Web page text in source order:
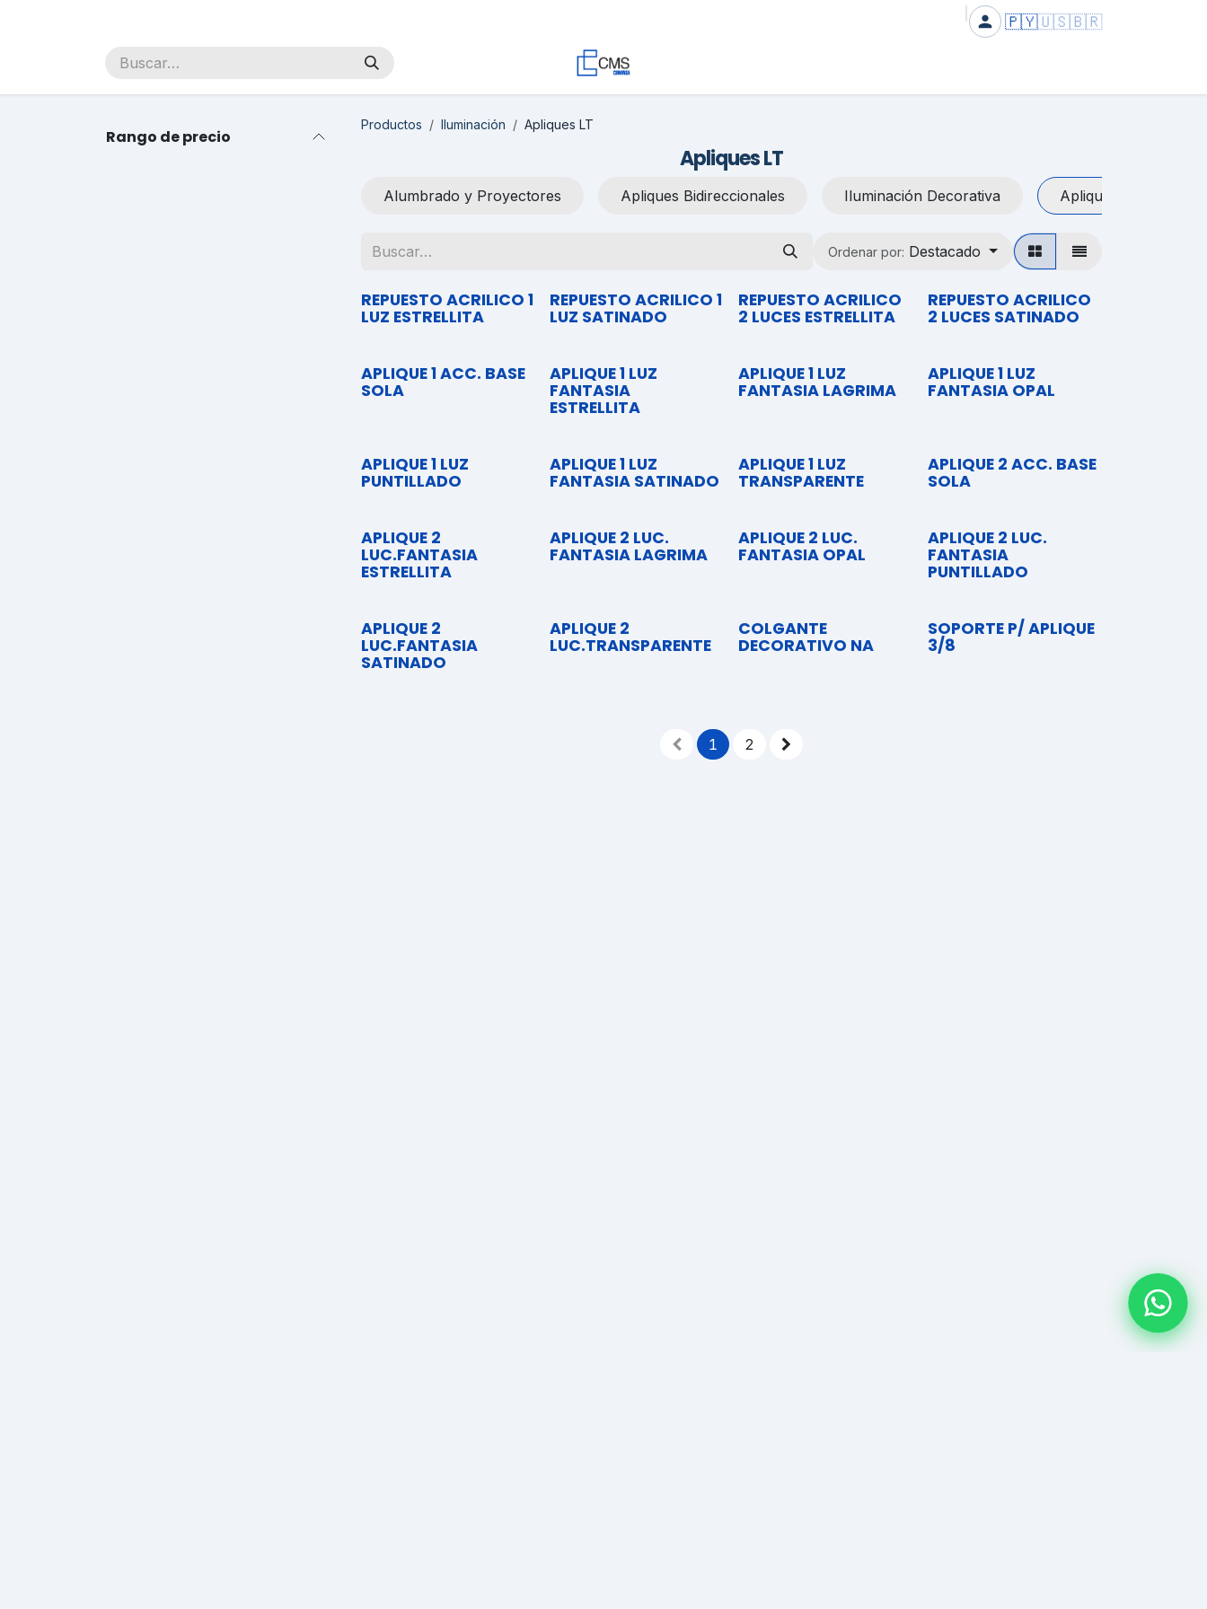
🇵🇾 🇺🇸🇧🇷
Rango de precio
Productos Iluminación Apliques LT
Apliques LT
Alumbrado y Proyectores Apliques Bidireccionales Iluminación Decorativa Apliques LT
Ordenar por: Destacado
REPUESTO ACRILICO 1
LUZ ESTRELLITA
REPUESTO ACRILICO 1
LUZ SATINADO
REPUESTO ACRILICO
2 LUCES ESTRELLITA
REPUESTO ACRILICO
2 LUCES SATINADO
APLIQUE 1 ACC. BASE
SOLA
APLIQUE 1 LUZ
FANTASIA
ESTRELLITA
APLIQUE 1 LUZ
FANTASIA LAGRIMA
APLIQUE 1 LUZ
FANTASIA OPAL
APLIQUE 1 LUZ
PUNTILLADO
APLIQUE 1 LUZ
FANTASIA SATINADO
APLIQUE 1 LUZ
TRANSPARENTE
APLIQUE 2 ACC. BASE
SOLA
APLIQUE 2
LUC.FANTASIA
ESTRELLITA
APLIQUE 2 LUC.
FANTASIA LAGRIMA
APLIQUE 2 LUC.
FANTASIA OPAL
APLIQUE 2 LUC.
FANTASIA
PUNTILLADO
APLIQUE 2
LUC.FANTASIA
SATINADO
APLIQUE 2
LUC.TRANSPARENTE
COLGANTE
DECORATIVO NA
SOPORTE P/ APLIQUE
3/8
1 2